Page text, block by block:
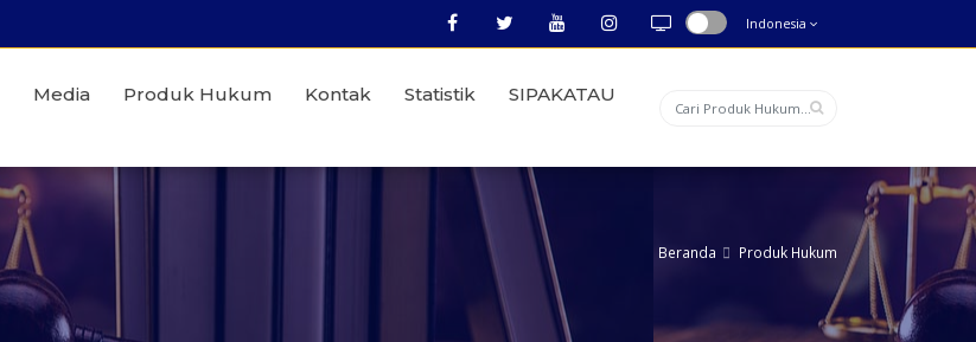
Indonesia
Media Produk Hukum Kontak Statistik SIPAKATAU
Beranda Produk Hukum